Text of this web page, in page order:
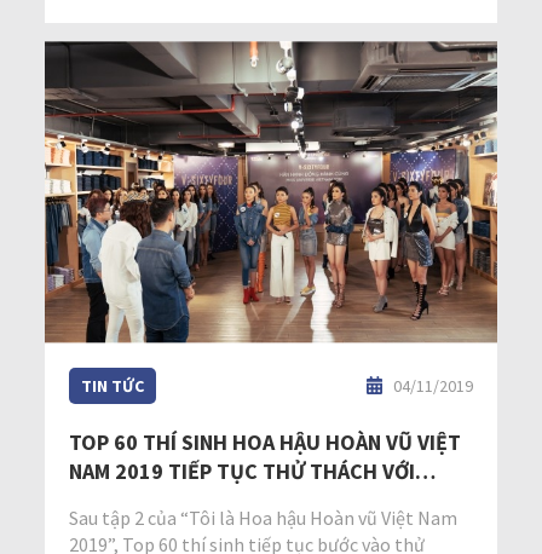
TIN TỨC 04/11/2019
TOP 60 THÍ SINH HOA HẬU HOÀN VŨ VIỆT
NAM 2019 TIẾP TỤC THỬ THÁCH VỚI
Sau tập 2 của “Tôi là Hoa hậu Hoàn vũ Việt Nam
2019”, Top 60 thí sinh tiếp tục bước vào thử